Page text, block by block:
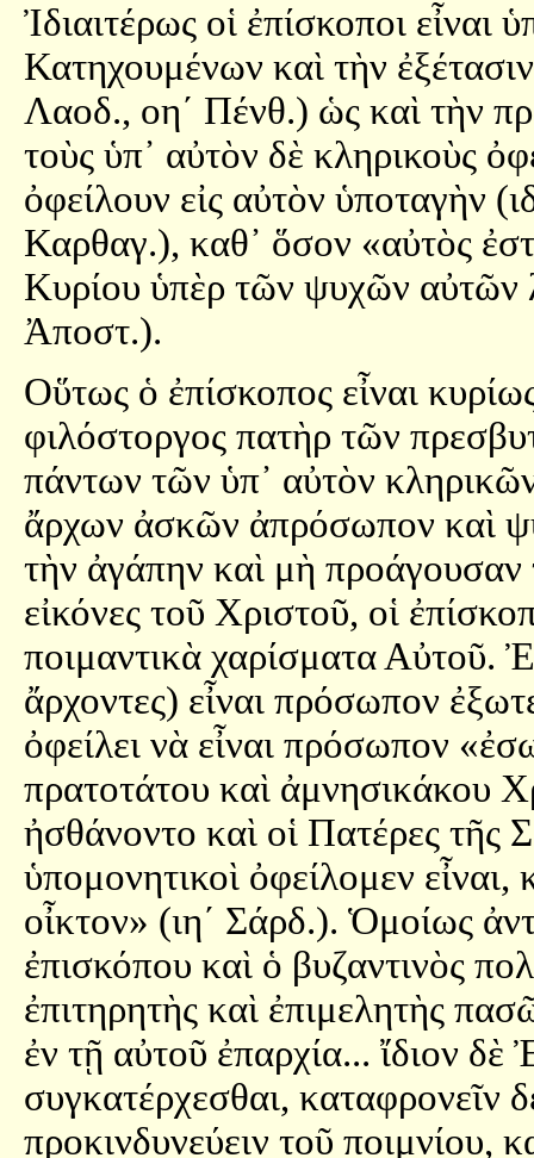
Ἰδιαιτέρως οἱ ἐπίσκοποι εἶναι
Κατηχουμένων καὶ τὴν
Λαοδ., οη´ Πένθ.) ὡς καὶ τὴν
τοὺς ὑπ᾿ αὐτὸν δὲ κληρικοὺς
ὀφείλουν εἰς αὐτὸν ὑποταγὴν
Καρθαγ.), καθ᾿ ὅσον «αὐτὸς
Κυρίου ὑπὲρ τῶν ψυχῶν αὐτῶν
Ἀποστ.).
Οὕτως ὁ ἐπίσκοπος εἶναι
φιλόστοργος πατὴρ τῶν
πάντων τῶν ὑπ᾿ αὐτὸν κληρικῶν
ἄρχων ἀσκῶν ἀπρόσωπον καὶ
τὴν ἀγάπην καὶ μὴ
εἰκόνες τοῦ Χριστοῦ, οἱ
ποιμαντικὰ χαρίσματα Αὐτοῦ.
ἄρχοντες) εἶναι πρόσωπον
ὀφείλει νὰ εἶναι πρόσωπον
πρατοτάτου καὶ ἀμνησικάκου
ἠσθάνοντο καὶ οἱ Πατέρες τῆς
ὑπομονητικοὶ ὀφείλομεν εἶναι,
οἶκτον» (ιη´ Σάρδ.). Ὁμοίως
ἐπισκόπου καὶ ὁ βυζαντινὸς
ἐπιτηρητὴς καὶ ἐπιμελητὴς
ἐν τῇ αὐτοῦ ἐπαρχία... ἴδιον δὲ
συγκατέρχεσθαι, καταφρονεῖν
προκινδυνεύειν τοῦ ποιμνίου,